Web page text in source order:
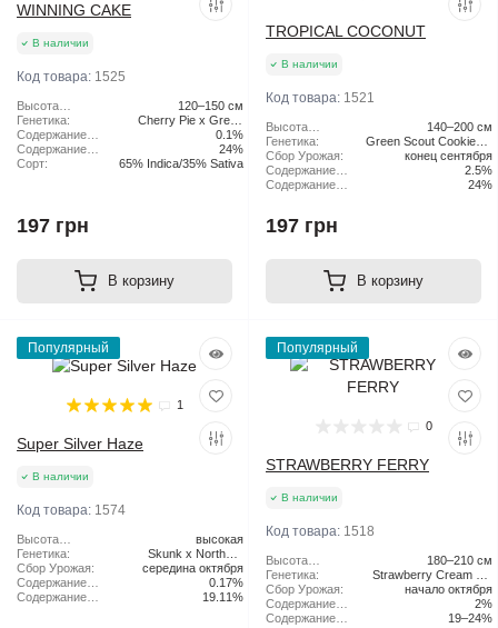
WINNING CAKE
В наличии
Код товара: 1525
Высота
растения:
120–150 см
Генетика:
Cherry Pie x Green
Scout Cookies
Содержание
CBD:
0.1%
Содержание
ТГК:
24%
Сорт:
65% Indica/35% Sativa
197 грн
В корзину
TROPICAL COCONUT
В наличии
Код товара: 1521
Высота
растения:
140–200 см
Генетика:
Green Scout Cookies x
Tangie
Сбор Урожая:
конец сентября
Содержание
CBD:
2.5%
Содержание
24%
197 грн
В корзину
Популярный
1
Super Silver Haze
В наличии
Код товара: 1574
Высота
растения:
высокая
Генетика:
Skunk x Northern
Lights x Haze
Сбор Урожая:
середина октября
Содержание
CBD:
0.17%
Содержание
19.11%
Популярный
0
STRAWBERRY FERRY
В наличии
Код товара: 1518
Высота
растения:
180–210 см
Генетика:
Strawberry Cream Pie
x Original Haze
Сбор Урожая:
начало октября
Содержание
CBD:
2%
Содержание
19–24%